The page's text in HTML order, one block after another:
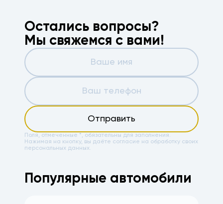
Остались вопросы?
Мы свяжемся с вами!
Отправить
Поля, отмеченные *, обязательны для заполнения.
Нажимая на кнопку, вы даёте согласие на обработку своих
персональных данных.
Популярные автомобили